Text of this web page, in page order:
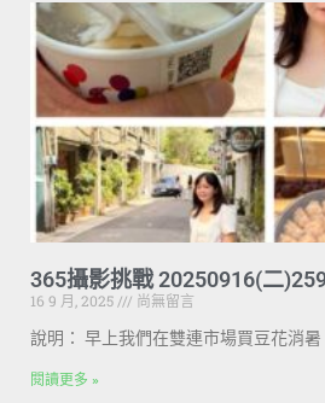
365攝影挑戰 20250916(二
16 9 月, 2025
尚無留言
說明： 早上我們在雙連市場買豆花消暑
閱讀更多 »